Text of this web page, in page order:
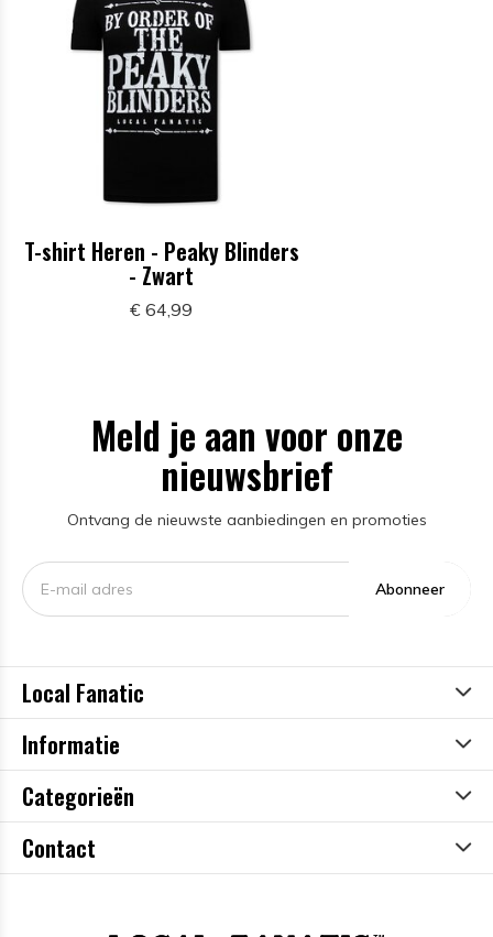
T-shirt Heren - Peaky Blinders
- Zwart
€ 64,99
Meld je aan voor onze
nieuwsbrief
Ontvang de nieuwste aanbiedingen en promoties
Abonneer
Local Fanatic
Informatie
Categorieën
Contact